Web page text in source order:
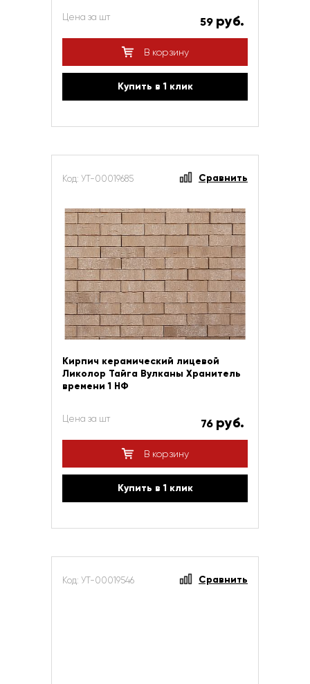
Цена за шт 59 руб.
В корзину
Купить в 1 клик
Код: УТ-00019685 Сравнить
Кирпич керамический лицевой
Ликолор Тайга Вулканы Хранитель
времени 1 НФ
Цена за шт 76 руб.
В корзину
Купить в 1 клик
Код: УТ-00019546 Сравнить